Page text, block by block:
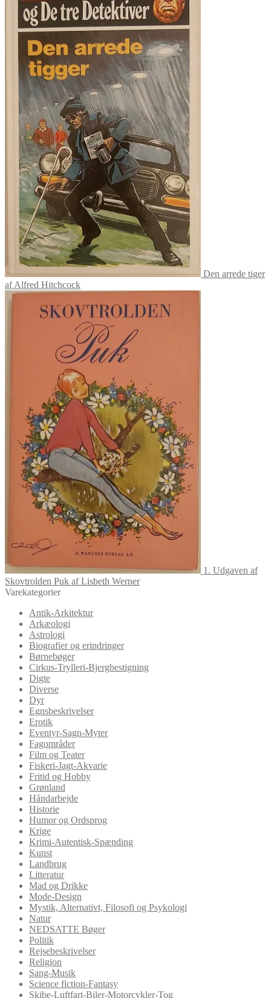
Den arrede tiger
af Alfred Hitchcock
1. Udgaven af
Skovtrolden Puk af Lisbeth Werner
Varekategorier
Antik-Arkitektur
Arkæologi
Astrologi
Biografier og erindringer
Børnebøger
Cirkus-Trylleri-Bjergbestigning
Digte
Diverse
Dyr
Egnsbeskrivelser
Erotik
Eventyr-Sagn-Myter
Fagområder
Film og Teater
Fiskeri-Jagt-Akvarie
Fritid og Hobby
Grønland
Håndarbejde
Historie
Humor og Ordsprog
Krige
Krimi-Autentisk-Spænding
Kunst
Landbrug
Litteratur
Mad og Drikke
Mode-Design
Mystik, Alternativt, Filosofi og Psykologi
Natur
NEDSATTE Bøger
Politik
Rejsebeskrivelser
Religion
Sang-Musik
Science fiction-Fantasy
Skibe-Luftfart-Biler-Motorcykler-Tog